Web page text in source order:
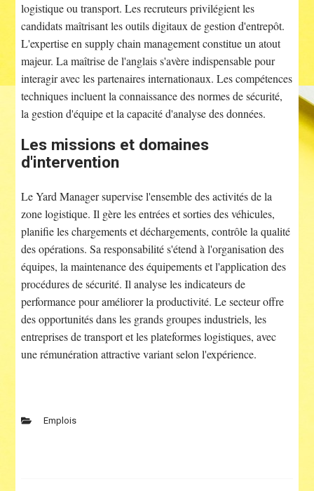
logistique ou transport. Les recruteurs privilégient les
candidats maîtrisant les outils digitaux de gestion d'entrepôt.
L'expertise en supply chain management constitue un atout
majeur. La maîtrise de l'anglais s'avère indispensable pour
interagir avec les partenaires internationaux. Les compétences
techniques incluent la connaissance des normes de sécurité,
la gestion d'équipe et la capacité d'analyse des données.
Les missions et domaines
d'intervention
Le Yard Manager supervise l'ensemble des activités de la
zone logistique. Il gère les entrées et sorties des véhicules,
planifie les chargements et déchargements, contrôle la qualité
des opérations. Sa responsabilité s'étend à l'organisation des
équipes, la maintenance des équipements et l'application des
procédures de sécurité. Il analyse les indicateurs de
performance pour améliorer la productivité. Le secteur offre
des opportunités dans les grands groupes industriels, les
entreprises de transport et les plateformes logistiques, avec
une rémunération attractive variant selon l'expérience.
Emplois